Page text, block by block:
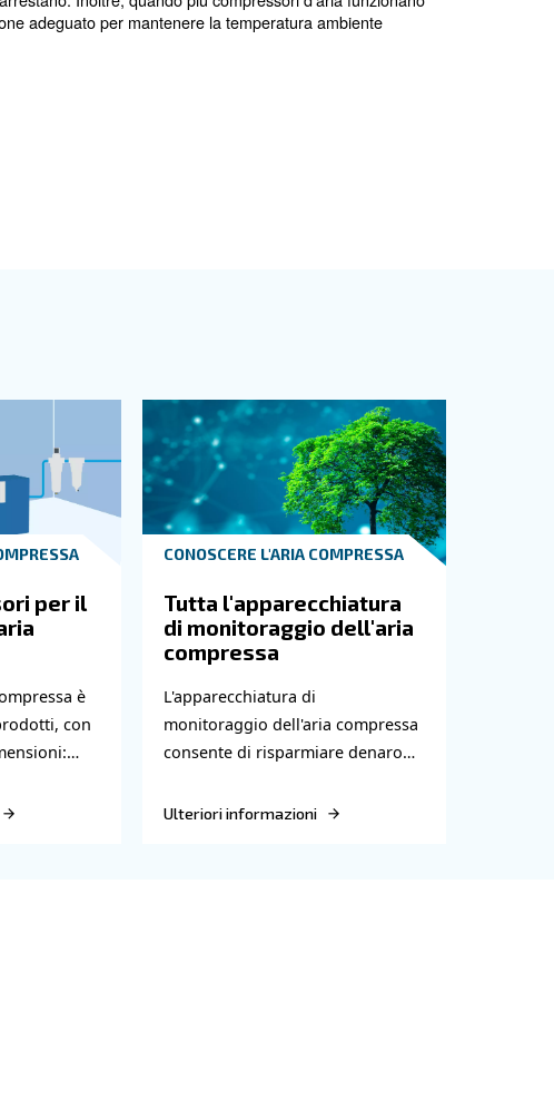
deve garantire l’accesso alle attrezzature di
di raffreddamento. Inoltre, quando è prevista la
temperatura. Un ambiente pulito riduce le probabilità di
è troppo alta o troppo bassa, possono
di ventilazione può essere utile per raggiungere i punti di
compressore e altri problemi derivanti dal congelamento
tutte le macchine si arrestano. Inoltre, quando più
un sistema di ventilazione adeguato per mantenere la